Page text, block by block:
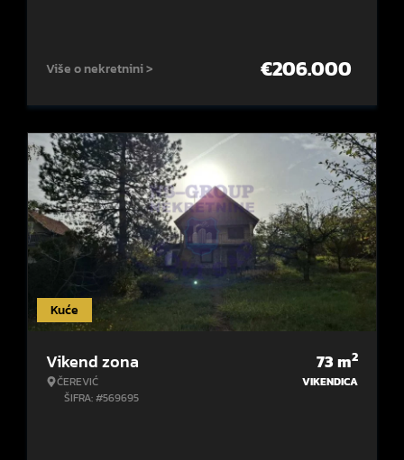
Više o nekretnini > €206.000
Kuće
Vikend zona
ČEREVIĆ
ŠIFRA: #569695
73m2
VIKENDICA